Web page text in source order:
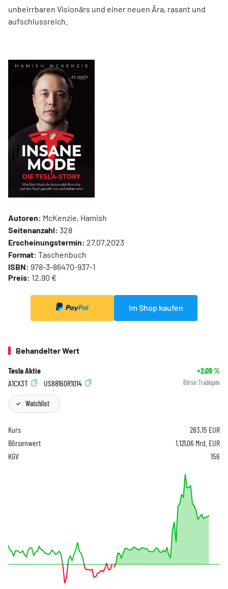
unbeirrbaren Visionärs und einer neuen Ära, rasant und
aufschlussreich.
Autoren: McKenzie, Hamish
Seitenanzahl: 328
Erscheinungstermin: 27.07.2023
Format: Taschenbuch
ISBN: 978-3-86470-937-1
Preis: 12,90 €
Im Shop kaufen
Behandelter Wert
Tesla Aktie +2,09%
A1CX3T
US88160R1014 Börse: Tradegate
Watchlist
Kurs 283,15 EUR
Börsenwert
1.121,06 Mrd. EUR
KGV
156